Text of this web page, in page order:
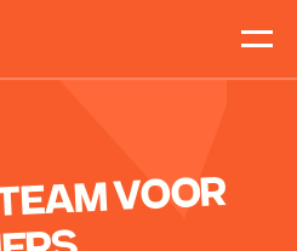
Contact
VOOR